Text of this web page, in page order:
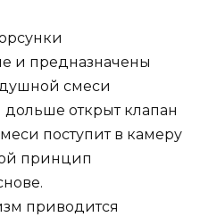
и предназначены
смеси
открыт клапан
поступит в камеру
принцип
приводится